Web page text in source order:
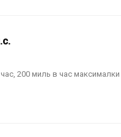
200 миль в час